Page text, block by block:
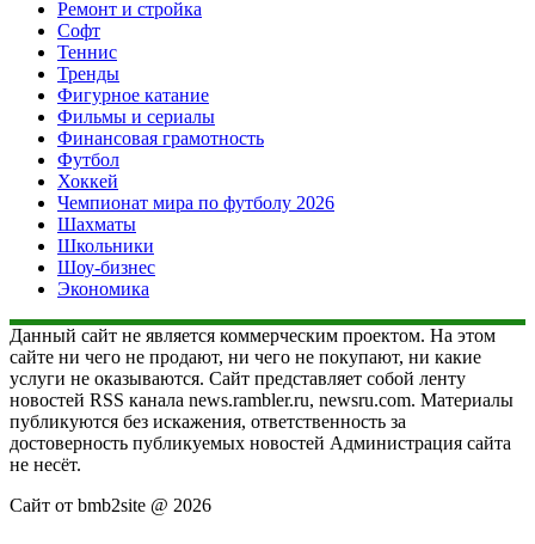
Ремонт и стройка
Софт
Теннис
Тренды
Фигурное катание
Фильмы и сериалы
Финансовая грамотность
Футбол
Хоккей
Чемпионат мира по футболу 2026
Шахматы
Школьники
Шоу-бизнес
Экономика
Данный сайт не является коммерческим проектом. На этом
сайте ни чего не продают, ни чего не покупают, ни какие
услуги не оказываются. Сайт представляет собой ленту
новостей RSS канала news.rambler.ru, newsru.com. Материалы
публикуются без искажения, ответственность за
достоверность публикуемых новостей Администрация сайта
не несёт.
Сайт от bmb2site @ 2026